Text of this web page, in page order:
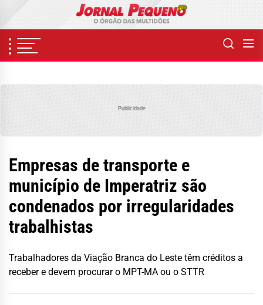
content
Publicidade
Empresas de transporte e
município de Imperatriz são
condenados por irregularidades
trabalhistas
Trabalhadores da Viação Branca do Leste têm créditos a
receber e devem procurar o MPT-MA ou o STTR